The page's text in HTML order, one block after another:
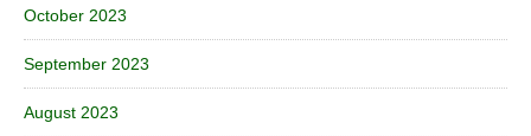
October 2023
September 2023
August 2023